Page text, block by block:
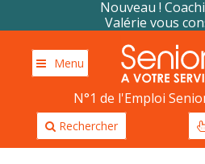
Nouveau !
Valérie vous
Menu
N°1 de l'Emploi
Rechercher